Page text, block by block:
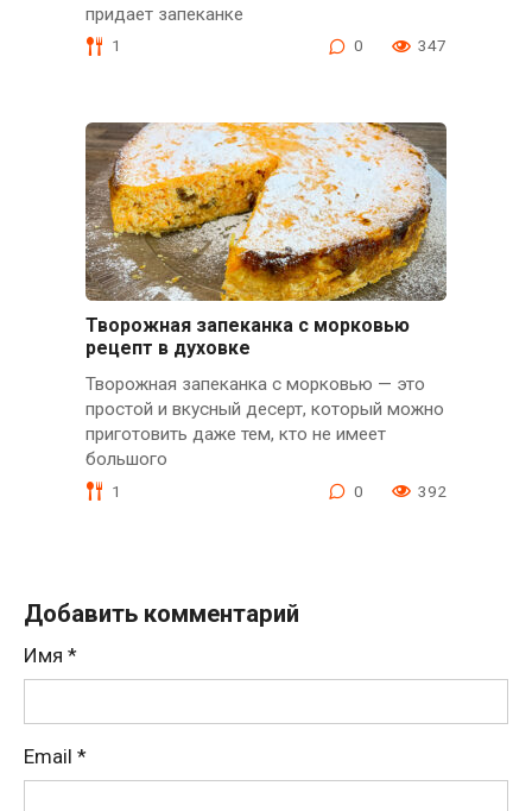
придает запеканке
1 0 347
Творожная запеканка с морковью
рецепт в духовке
Творожная запеканка с морковью — это
простой и вкусный десерт, который можно
приготовить даже тем, кто не имеет
большого
1 0 392
Добавить комментарий
Имя *
Email *